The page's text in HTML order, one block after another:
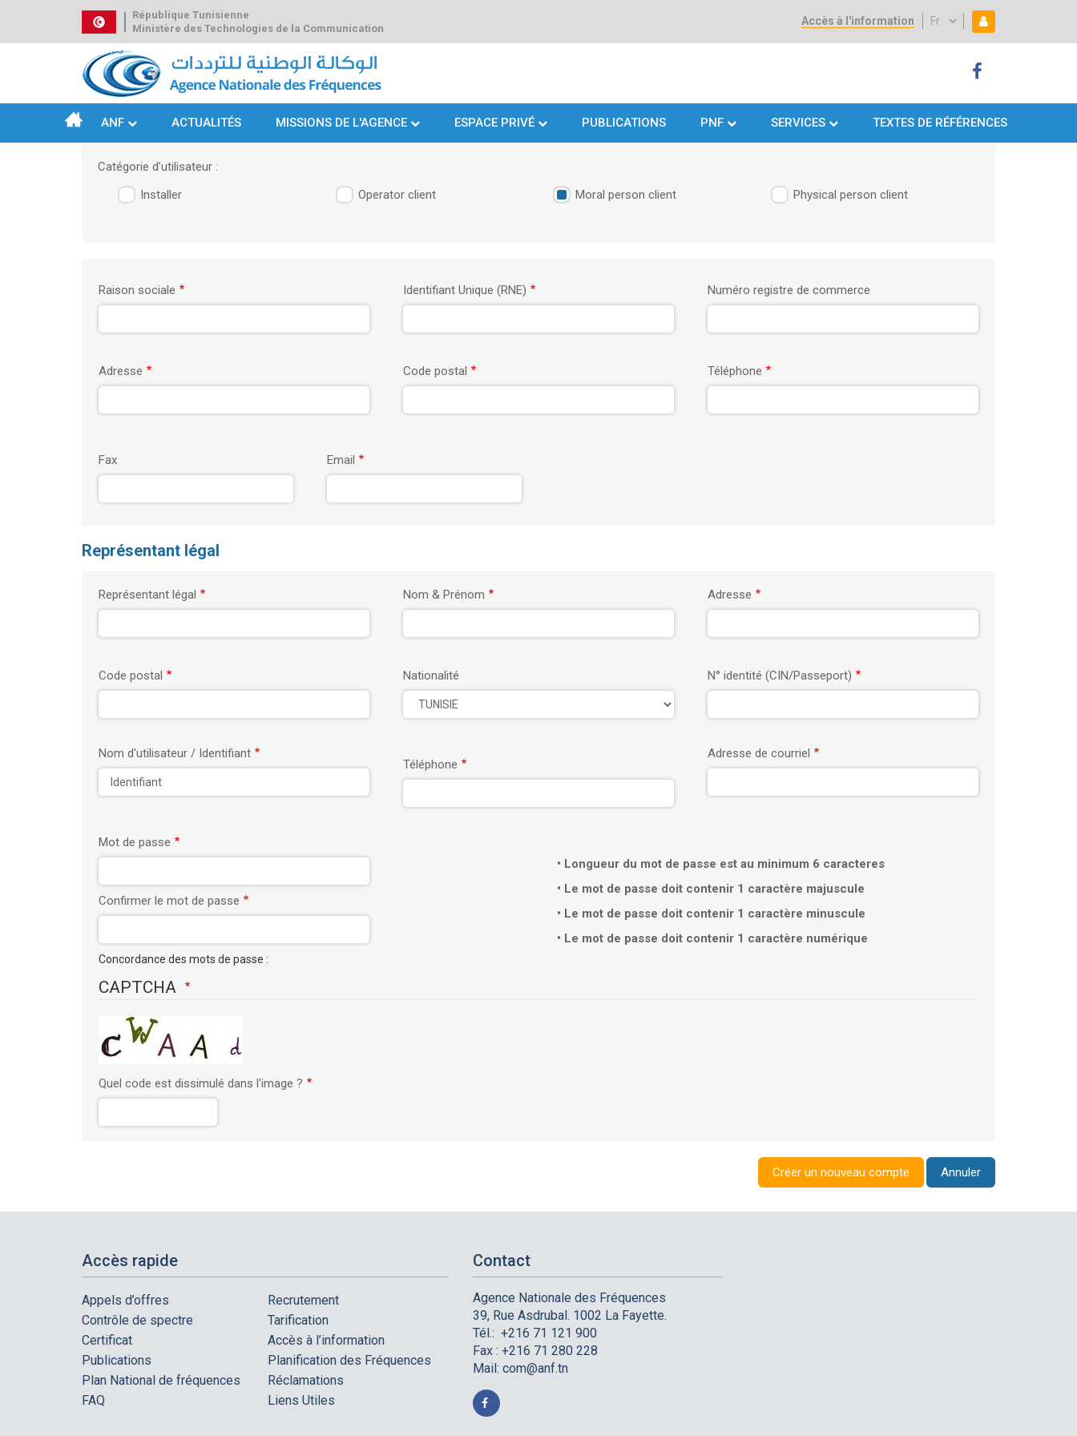
République Tunisienne
Ministère des Technologies de la Communication
Mon
espace
Mon espace
Select
Accès à l'information
NavigationANF ACTUALITÉS MISSIONS DE L'AGENCE ESPACE PRIVÉ PUBLICATIONS PNF SERVICES TEXTES DE RÉFÉRENCES
Catégorie d’utilisateur :
Installer Operator client Moral person client Physical person client
Raison sociale Identifiant Unique (RNE) Numéro registre de commerce
Adresse Code postal Téléphone
Fax Email
Représentant légal
Représentant légal Nom & Prénom Adresse
Code postal Nationalité N° identité (CIN/Passeport)
Nom d'utilisateur / Identifiant
Téléphone
Adresse de courriel
Mot de passe
Confirmer le mot de passe
Concordance des mots de passe :
Longueur du mot de passe est au minimum 6 caracteres
Le mot de passe doit contenir 1 caractère majuscule
Le mot de passe doit contenir 1 caractère minuscule
Le mot de passe doit contenir 1 caractère numérique
CAPTCHA
Quel code est dissimulé dans l'image ?
Accès rapide
Appels d’offres
Recrutement
Contrôle de spectre
Tarification
Certificat
Accès à l’information
Publications
Planification des Fréquences
Plan National de fréquences
Réclamations
FAQ
Liens Utiles
Contact
Agence Nationale des Fréquences
39, Rue Asdrubal. 1002 La Fayette.
Tél.: +216 71 121 900
Fax : +216 71 280 228
Mail: com@anf.tn